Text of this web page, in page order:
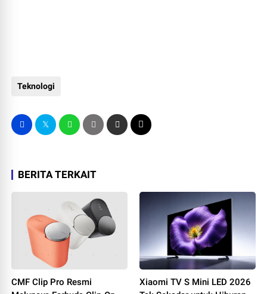
Teknologi
BERITA TERKAIT
CMF Clip Pro Resmi
Xiaomi TV S Mini LED 2026